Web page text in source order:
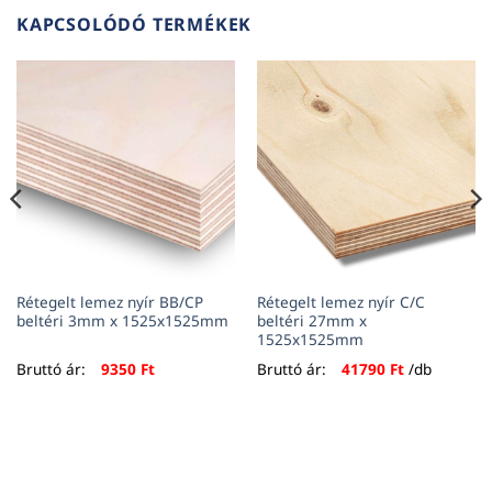
KAPCSOLÓDÓ TERMÉKEK
Rétegelt lemez nyír BB/CP
beltéri 3mm x 1525x1525mm
Bruttó ár: 9350 Ft
Rétegelt lemez nyír C/C
beltéri 27mm x
1525x1525mm
Bruttó ár:
41790 Ft/db